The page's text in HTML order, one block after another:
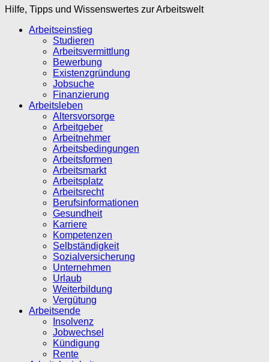
Hilfe, Tipps und Wissenswertes zur Arbeitswelt
Arbeitseinstieg
Studieren
Arbeitsvermittlung
Bewerbung
Existenzgründung
Jobsuche
Finanzierung
Arbeitsleben
Altersvorsorge
Arbeitgeber
Arbeitnehmer
Arbeitsbedingungen
Arbeitsformen
Arbeitsmarkt
Arbeitsplatz
Arbeitsrecht
Berufsinformationen
Gesundheit
Karriere
Kompetenzen
Selbständigkeit
Sozialversicherung
Unternehmen
Urlaub
Weiterbildung
Vergütung
Arbeitsende
Insolvenz
Jobwechsel
Kündigung
Rente